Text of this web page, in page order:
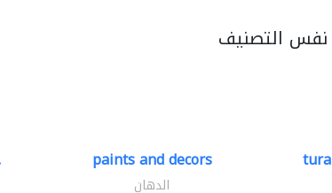
نفس التصنيف
paints and decors
الدهان